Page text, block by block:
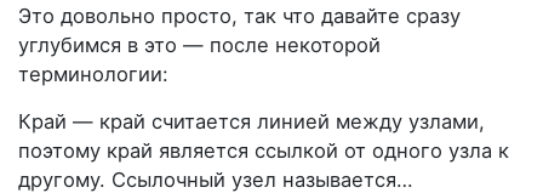
Это довольно просто, так что давайте сразу
углубимся в это — после некоторой
терминологии:
Край — край считается линией между узлами,
поэтому край является ссылкой от одного узла к
другому. Ссылочный узел называется…